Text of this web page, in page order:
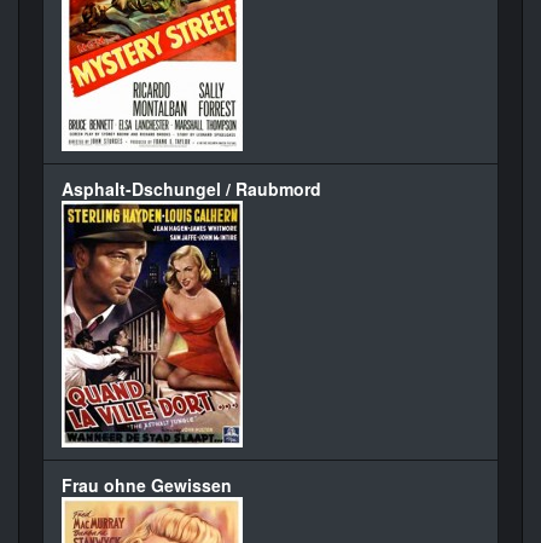
Asphalt-Dschungel / Raubmord
Frau ohne Gewissen